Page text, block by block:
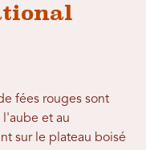
fées rouges sont
l'aube et au
sur le plateau boisé